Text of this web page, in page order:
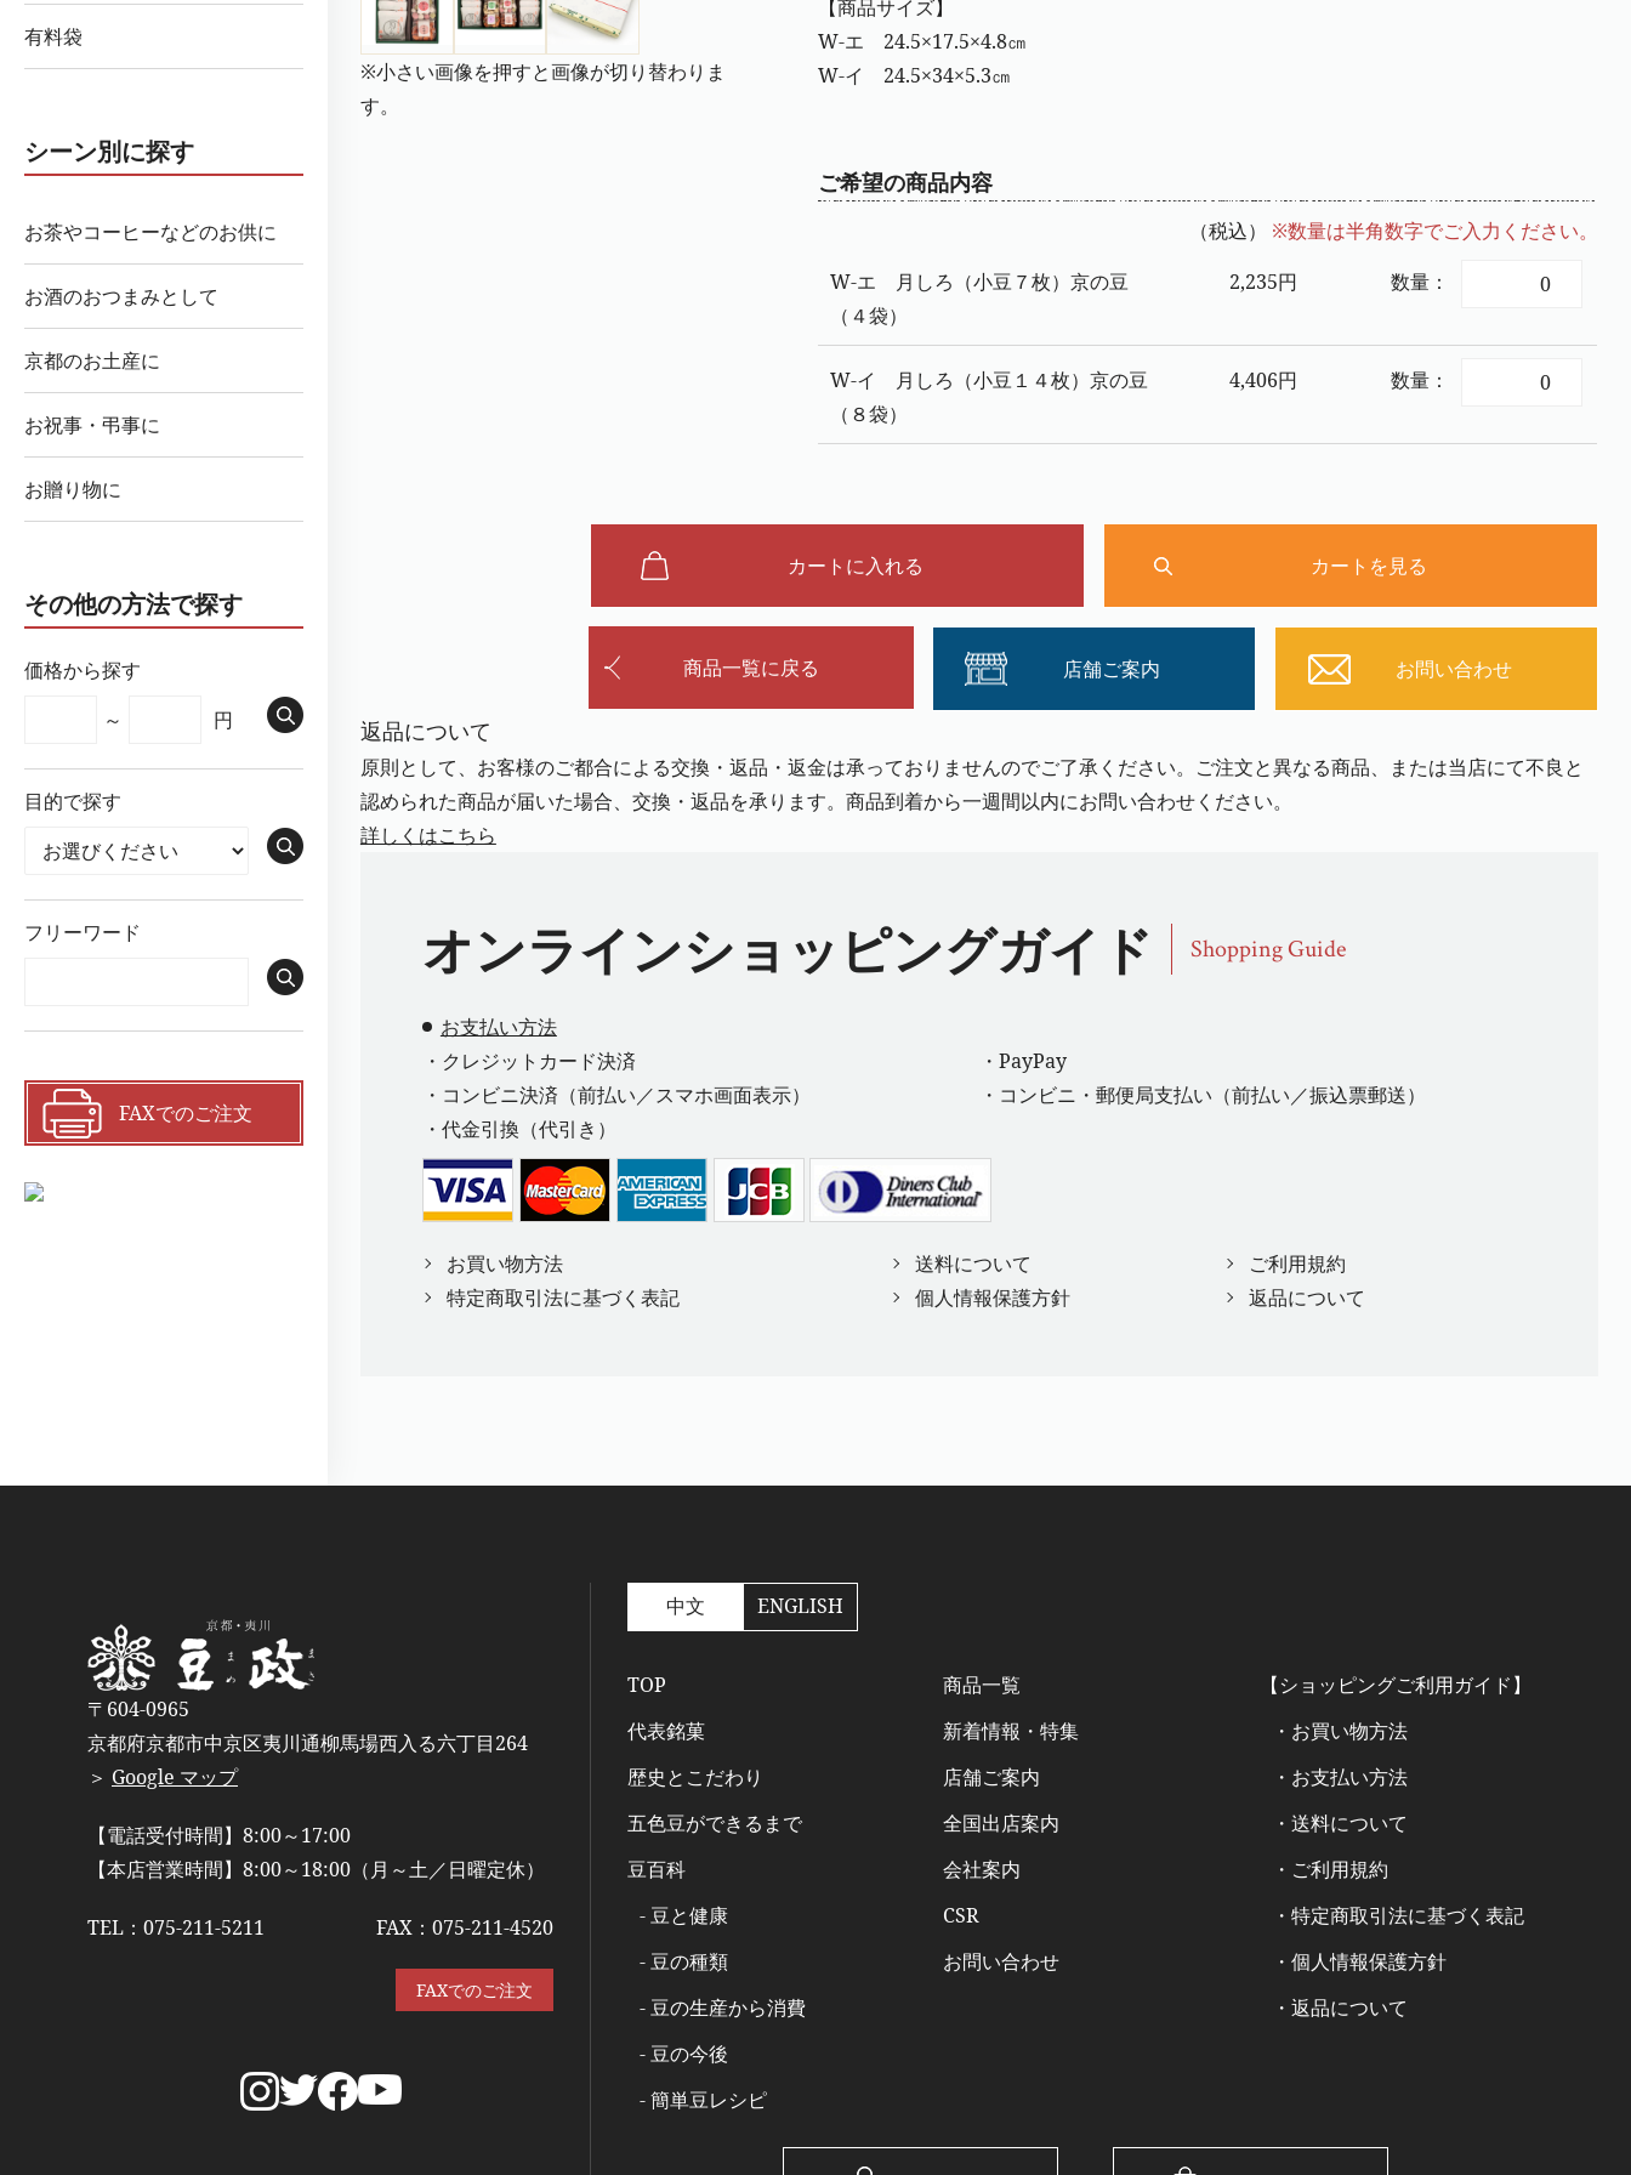
有料袋
シーン別に探す
お茶やコーヒーなどのお供に
お酒のおつまみとして
京都のお土産に
お祝事・弔事に
お贈り物に
その他の方法で探す
価格から探す
～
円
目的で探す
フリーワード
FAXでのご注文
※小さい画像を押すと画像が切り替わりま
す。
【商品サイズ】
W-エ 24.5×17.5×4.8㎝
W-イ 24.5×34×5.3㎝
ご希望の商品内容
（税込）
※数量は半角数字でご入力ください。
W-エ 月しろ（小豆７枚）京の豆
（４袋）
2,235円 数量：
W-イ 月しろ（小豆１４枚）京の豆
（８袋）
4,406円 数量：
カートに入れる カートを見る
商品一覧に戻る 店舗ご案内 お問い合わせ
返品について
原則として、お客様のご都合による交換・返品・返金は承っておりませんのでご了承ください。ご注文と異なる商品、または当店にて不良と
認められた商品が届いた場合、交換・返品を承ります。商品到着から一週間以内にお問い合わせください。
詳しくはこちら
オンラインショッピングガイド Shopping Guide
お支払い方法
・クレジットカード決済
・PayPay
・コンビニ決済（前払い／スマホ画面表示）
・コンビニ・郵便局支払い（前払い／振込票郵送）
・代金引換（代引き）
お買い物方法 送料について
ご利用規約
特定商取引法に基づく表記
個人情報保護方針 返品について
〒604-0965
京都府京都市中京区夷川通柳馬場西入る六丁目264
＞ Google マップ
【電話受付時間】8:00～17:00
【本店営業時間】8:00～18:00 （月～土／日曜定休）
TEL： 075-211-5211 FAX：075-211-4520
FAXでのご注文
中文 ENGLISH
TOP
代表銘菓
歴史とこだわり
五色豆ができるまで
豆百科
- 豆と健康
- 豆の種類
- 豆の生産から消費
- 豆の今後
- 簡単豆レシピ
商品一覧
新着情報・特集
店舗ご案内
全国出店案内
会社案内
CSR
お問い合わせ
【ショッピングご利用ガイド】
・お買い物方法
・お支払い方法
・送料について
・ご利用規約
・特定商取引法に基づく表記
・個人情報保護方針
・返品について